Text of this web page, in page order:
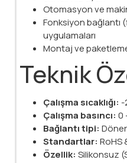
Otomasyon ve
Fonksiyon bağlantı
uygulamaları
Montaj ve
Teknik
Çalışma sıcaklığı: -
Çalışma basıncı: 0
Bağlantı tipi:
Standartlar: RoHS
Özellik: Silikonsuz